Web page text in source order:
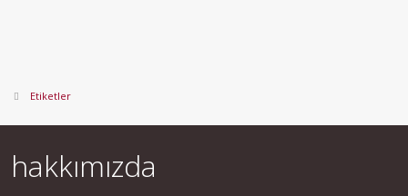
Etiketler
hakkımızda